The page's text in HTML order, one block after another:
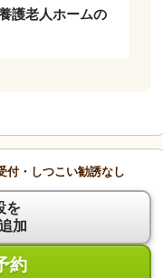
護老人ホームの
付・しつこい勧誘なし
を
加
約